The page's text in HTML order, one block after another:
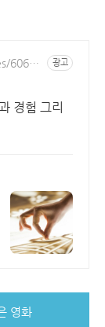
60629
광고
경험 그리
영화